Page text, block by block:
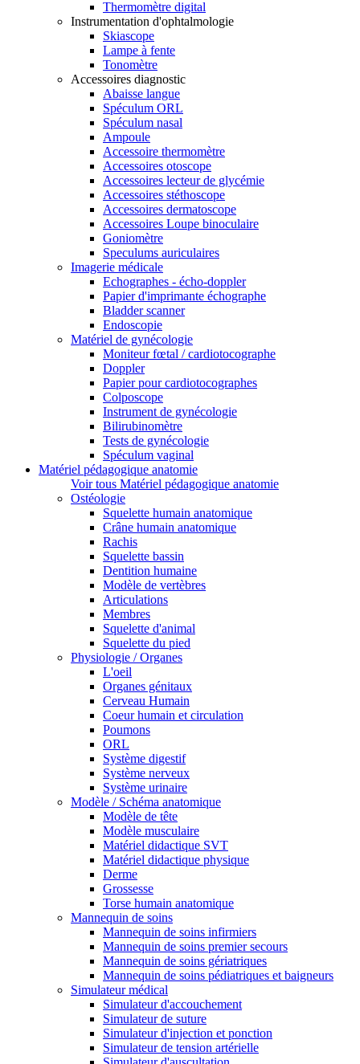
Thermomètre digital
Instrumentation d'ophtalmologie
Skiascope
Lampe à fente
Tonomètre
Accessoires diagnostic
Abaisse langue
Spéculum ORL
Spéculum nasal
Ampoule
Accessoire thermomètre
Accessoires otoscope
Accessoires lecteur de glycémie
Accessoires stéthoscope
Accessoires dermatoscope
Accessoires Loupe binoculaire
Goniomètre
Speculums auriculaires
Imagerie médicale
Echographes - écho-doppler
Papier d'imprimante échographe
Bladder scanner
Endoscopie
Matériel de gynécologie
Moniteur fœtal / cardiotocographe
Doppler
Papier pour cardiotocographes
Colposcope
Instrument de gynécologie
Bilirubinomètre
Tests de gynécologie
Spéculum vaginal
Matériel pédagogique anatomie
Voir tous Matériel pédagogique anatomie
Ostéologie
Squelette humain anatomique
Crâne humain anatomique
Rachis
Squelette bassin
Dentition humaine
Modèle de vertèbres
Articulations
Membres
Squelette d'animal
Squelette du pied
Physiologie / Organes
L'oeil
Organes génitaux
Cerveau Humain
Coeur humain et circulation
Poumons
ORL
Système digestif
Système nerveux
Système urinaire
Modèle / Schéma anatomique
Modèle de tête
Modèle musculaire
Matériel didactique SVT
Matériel didactique physique
Derme
Grossesse
Torse humain anatomique
Mannequin de soins
Mannequin de soins infirmiers
Mannequin de soins premier secours
Mannequin de soins gériatriques
Mannequin de soins pédiatriques et baigneurs
Simulateur médical
Simulateur d'accouchement
Simulateur de suture
Simulateur d'injection et ponction
Simulateur de tension artérielle